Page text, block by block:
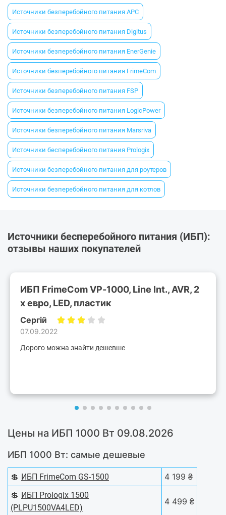
Источники безперебойного питания APC
Источники безперебойного питания Digitus
Источники безперебойного питания EnerGenie
Источники безперебойного питания FrimeCom
Источники безперебойного питания FSP
Источники безперебойного питания LogicPower
Источники безперебойного питания Marsriva
Источники бесперебойного питания Prologix
Источники безперебойного питания для роутеров
Источники безперебойного питания для котлов
Источники бесперебойного питания (ИБП):
отзывы наших покупателей
ИБП FrimeCom VP-1000, Line Int., AVR, 2
x евро, LED, пластик
Сергій
07.09.2022
Дорого можна знайти дешевше
Цены на ИБП 1000 Вт 09.08.2026
ИБП 1000 Вт: самые дешевые
💲 ИБП FrimeCom GS-1500
4 199 ₴
💲 ИБП Prologix 1500
(PLPU1500VA4LED)
4 499 ₴